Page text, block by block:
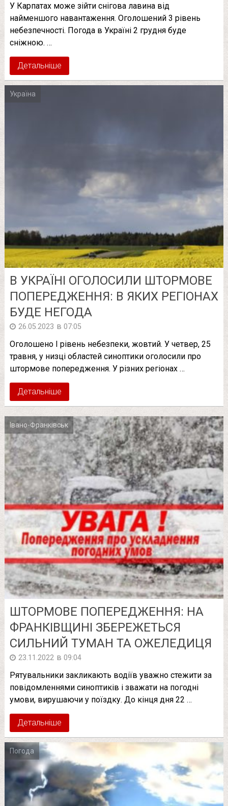
У Карпатах може зійти снігова лавина від
найменшого навантаження. Оголошений 3 рівень
небезпечності. Погода в Україні 2 грудня буде
сніжною. …
Детальніше
Україна
В УКРАЇНІ ОГОЛОСИЛИ ШТОРМОВЕ
ПОПЕРЕДЖЕННЯ: В ЯКИХ РЕГІОНАХ
БУДЕ НЕГОДА
26.05.2023 в 07:05
Оголошено І рівень небезпеки, жовтий. У четвер, 25
травня, у низці областей синоптики оголосили про
штормове попередження. У різних регіонах …
Детальніше
Івано-Франківськ
ШТОРМОВЕ ПОПЕРЕДЖЕННЯ: НА
ФРАНКІВЩИНІ ЗБЕРЕЖЕТЬСЯ
СИЛЬНИЙ ТУМАН ТА ОЖЕЛЕДИЦЯ
23.11.2022 в 09:04
Рятувальники закликають водіїв уважно стежити за
повідомленнями синоптиків і зважати на погодні
умови, вирушаючи у поїздку. До кінця дня 22 …
Детальніше
Погода